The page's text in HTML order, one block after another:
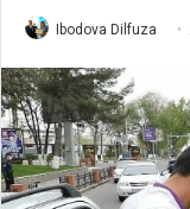
Ibodova Dilfuza